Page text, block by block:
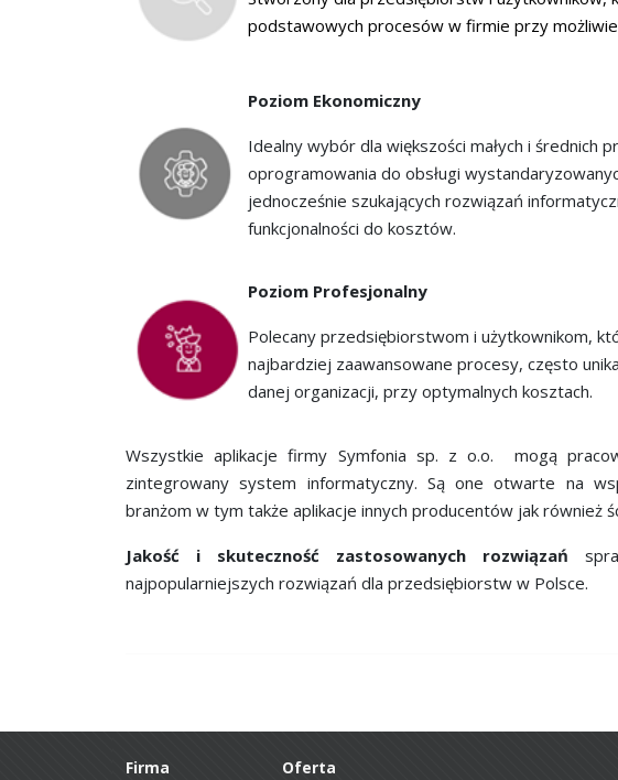
podstawowych procesów w firmie przy możliwie
Poziom Ekonomiczny
Idealny wybór dla większości małych i
oprogramowania do obsługi
jednocześnie szukających rozwiązań
funkcjonalności do kosztów.
Poziom Profesjonalny
Polecany przedsiębiorstwom i użytkownikom,
najbardziej zaawansowane procesy, często
danej organizacji, przy optymalnych kosztach.
Wszystkie aplikacje firmy Symfonia sp. z o.o. mogą
zintegrowany system informatyczny. Są one otwarte na
branżom w tym także aplikacje innych producentów jak również
Jakość i skuteczność zastosowanych rozwiązań
najpopularniejszych rozwiązań dla przedsiębiorstw w Polsce.
Firma Oferta